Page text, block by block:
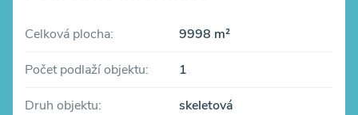
Celková plocha: 9998 m²
Počet podlaží objektu: 1
Druh objektu: skeletová